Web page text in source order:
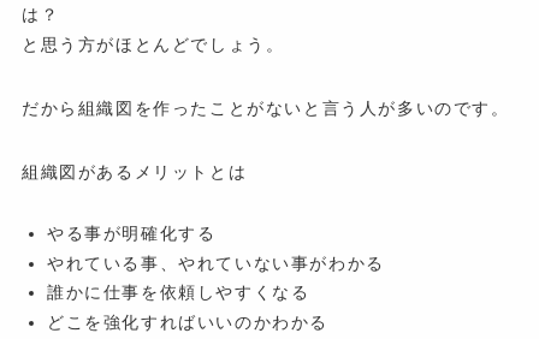
は？
と思う方がほとんどでしょう。
だから組織図を作ったことがないと言う人が多いのです。
組織図があるメリットとは
やる事が明確化する
やれている事、やれていない事がわかる
誰かに仕事を依頼しやすくなる
どこを強化すればいいのかわかる